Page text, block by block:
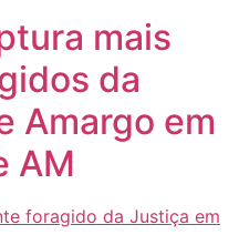
mais
da
Amargo em
AM